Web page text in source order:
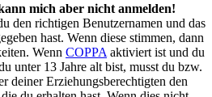
mich aber nicht anmelden!
den richtigen Benutzernamen und das
hast. Wenn diese stimmen, dann
Wenn COPPA aktiviert ist und du
unter 13 Jahre alt bist, musst du bzw.
deiner Erziehungsberechtigten den